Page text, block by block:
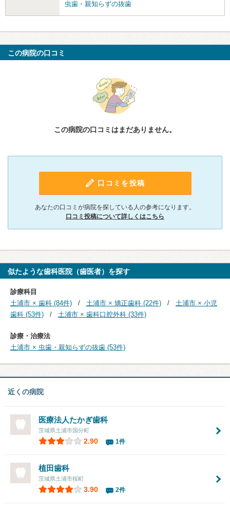
虫歯・親知らずの抜歯
この病院の口コミ
この病院の口コミはまだありません。
口コミを投稿
あなたの口コミが病院を探している人の参考になります。
口コミ投稿について詳しくはこちら
似たような歯科医院（歯医者）を探す
診療科目
土浦市 × 歯科 (84件)
土浦市 × 矯正歯科 (22件)
土浦市 × 小児
歯科 (53件)
土浦市 × 歯科口腔外科 (33件)
診療・治療法
土浦市 × 虫歯・親知らずの抜歯 (53件)
近くの病院
医療法人たかぎ歯科
茨城県土浦市国分町
2.90 1件
植田歯科
茨城県土浦市桜町
3.90 2件